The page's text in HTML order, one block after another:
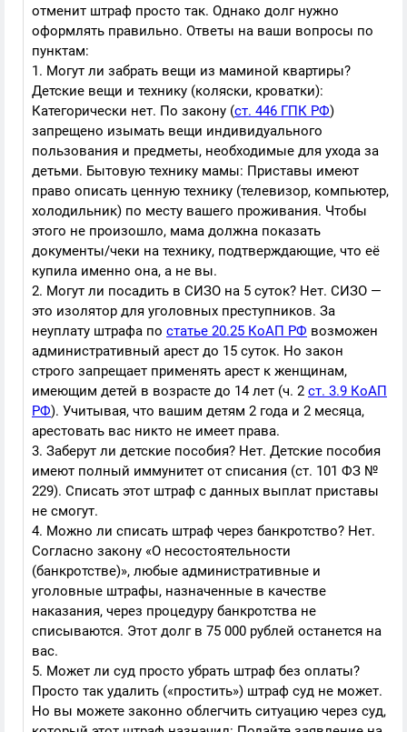
отменит штраф просто так. Однако долг нужно
оформлять правильно. Ответы на ваши вопросы по
пунктам:
1. Могут ли забрать вещи из маминой квартиры?
Детские вещи и технику (коляски, кроватки):
Категорически нет. По закону (ст. 446 ГПК РФ)
запрещено изымать вещи индивидуального
пользования и предметы, необходимые для ухода за
детьми. Бытовую технику мамы: Приставы имеют
право описать ценную технику (телевизор, компьютер,
холодильник) по месту вашего проживания. Чтобы
этого не произошло, мама должна показать
документы/чеки на технику, подтверждающие, что её
купила именно она, а не вы.
2. Могут ли посадить в СИЗО на 5 суток? Нет. СИЗО —
это изолятор для уголовных преступников. За
неуплату штрафа по статье 20.25 КоАП РФ возможен
административный арест до 15 суток. Но закон
строго запрещает применять арест к женщинам,
имеющим детей в возрасте до 14 лет (ч. 2 ст. 3.9 КоАП
РФ). Учитывая, что вашим детям 2 года и 2 месяца,
арестовать вас никто не имеет права.
3. Заберут ли детские пособия? Нет. Детские пособия
имеют полный иммунитет от списания (ст. 101 ФЗ №
229). Списать этот штраф с данных выплат приставы
не смогут.
4. Можно ли списать штраф через банкротство? Нет.
Согласно закону «О несостоятельности
(банкротстве)», любые административные и
уголовные штрафы, назначенные в качестве
наказания, через процедуру банкротства не
списываются. Этот долг в 75 000 рублей останется на
вас.
5. Может ли суд просто убрать штраф без оплаты?
Просто так удалить («простить») штраф суд не может.
Но вы можете законно облегчить ситуацию через суд,